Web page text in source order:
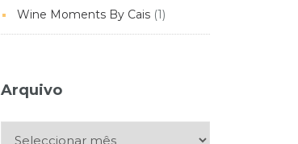
Wine Moments By Cais(1)
Arquivo